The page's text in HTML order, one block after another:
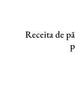
Receita de